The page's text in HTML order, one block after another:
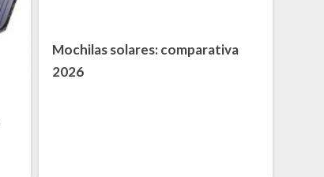
Mochilas solares: comparativa
2026